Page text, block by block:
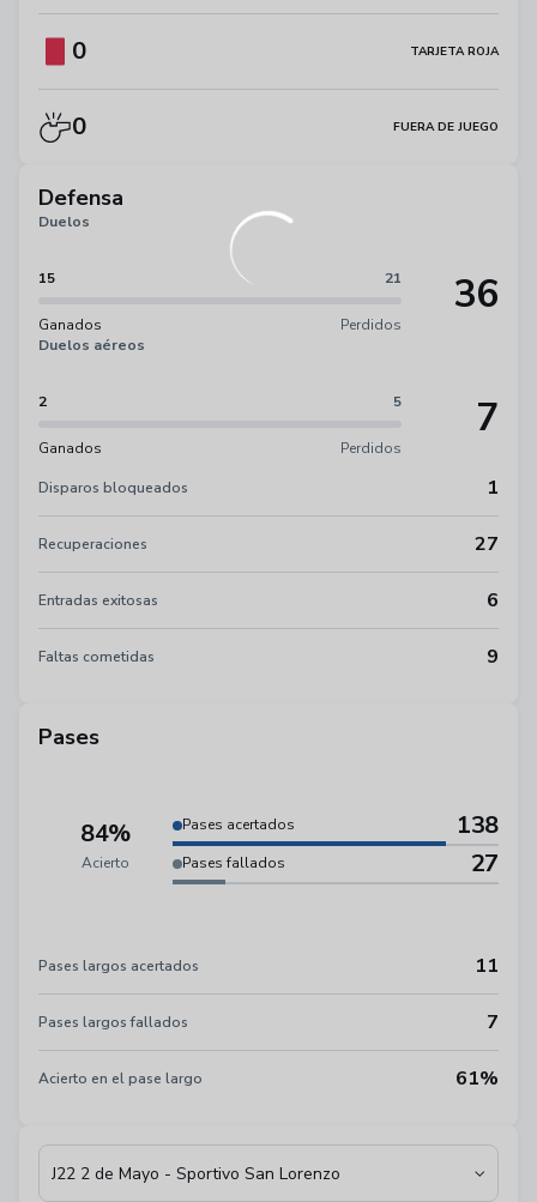
0 TARJETA ROJA
0 FUERA DE JUEGO
Defensa
Duelos
15 21
Ganados Perdidos
36
Duelos aéreos
2 5
Ganados Perdidos
7
Disparos bloqueados 1
Recuperaciones 27
Entradas exitosas 6
Faltas cometidas 9
Pases
84%
Acierto
Pases acertados 138
Pases fallados 27
Pases largos acertados 11
Pases largos fallados 7
Acierto en el pase largo 61%
J22 2 de Mayo - Sportivo San Lorenzo